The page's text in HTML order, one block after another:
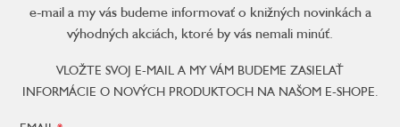
e-mail a my vás budeme informovať o knižných novinkách a
výhodných akciách, ktoré by vás nemali minúť.
VLOŽTE SVOJ E-MAIL A MY VÁM BUDEME ZASIELAŤ
INFORMÁCIE O NOVÝCH PRODUKTOCH NA NAŠOM E-SHOPE.